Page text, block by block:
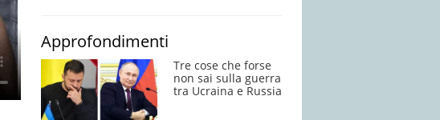
Approfondimenti
Tre cose che forse
non sai sulla guerra
tra Ucraina e Russia